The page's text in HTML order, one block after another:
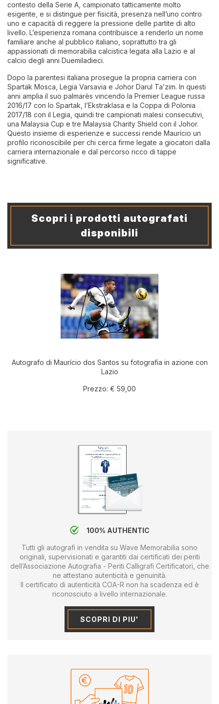
contesto della Serie A, campionato tatticamente molto
esigente, e si distingue per fisicità, presenza nell’uno contro
uno e capacità di reggere la pressione delle partite di alto
livello. L’esperienza romana contribuisce a renderlo un nome
familiare anche al pubblico italiano, soprattutto tra gli
appassionati di memorabilia calcistica legata alla Lazio e al
calcio degli anni Duemiladieci.
Dopo la parentesi italiana prosegue la propria carriera con
Spartak Mosca, Legia Varsavia e Johor Darul Ta’zim. In questi
anni amplia il suo palmarès vincendo la Premier League russa
2016/17 con lo Spartak, l’Ekstraklasa e la Coppa di Polonia
2017/18 con il Legia, quindi tre campionati malesi consecutivi,
una Malaysia Cup e tre Malaysia Charity Shield con il Johor.
Questo insieme di esperienze e successi rende Maurício un
profilo riconoscibile per chi cerca firme legate a giocatori dalla
carriera internazionale e dal percorso ricco di tappe
significative.
Scopri i prodotti autografati
disponibili
Autografo di Maurício dos Santos su fotografia in azione con
Lazio
Prezzo: € 59,00
100% AUTHENTIC
Tutti gli autografi in vendita su Wave Memorabilia sono
originali, supervisionati e garantiti dai certificati dei periti
dell’Associazione Autografia - Periti Calligrafi Certificatori, che
ne attestano autenticità e genuinità.
Il certificato di autenticità COA-R non ha scadenza ed è
riconosciuto a livello internazionale.
SCOPRI DI PIU'